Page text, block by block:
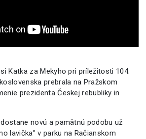
Katka za Mekyho pri príležitosti 104.
prebrala na Pražskom
prezidenta Českej rebubliky in
novú a pamätnú podobu už
lavička” v parku na Račianskom